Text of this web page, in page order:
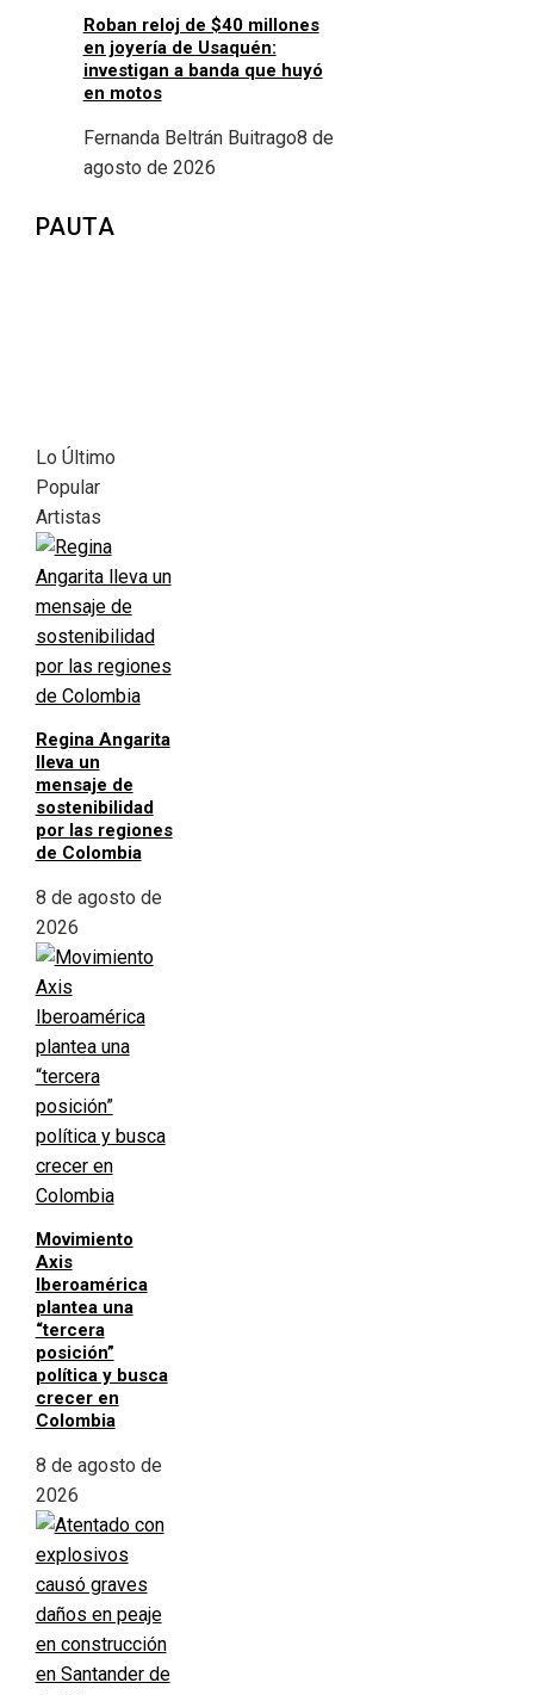
Roban reloj de $40 millones
en joyería de Usaquén:
investigan a banda que huyó
en motos
Fernanda Beltrán Buitrago8 de
agosto de 2026
PAUTA
Lo Último
Popular
Artistas
Regina Angarita
lleva un
mensaje de
sostenibilidad
por las regiones
de Colombia
8 de agosto de
2026
Movimiento
Axis
Iberoamérica
plantea una
“tercera
posición”
política y busca
crecer en
Colombia
8 de agosto de
2026